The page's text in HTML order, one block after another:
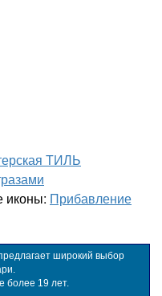
ТИЛЬ
иконы: Прибавление
широкий выбор
более 19 лет.